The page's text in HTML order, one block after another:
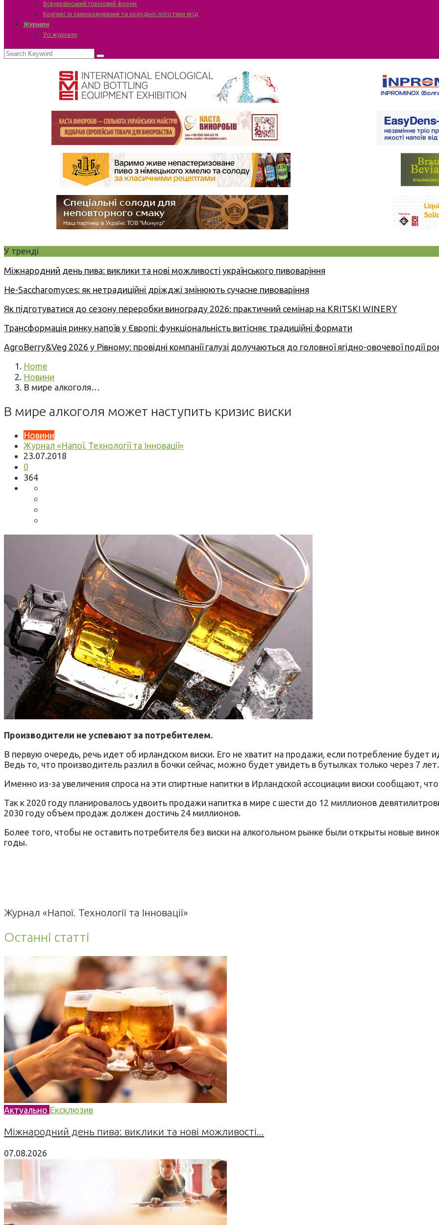
Всеукраїнський горіховий форум
Конгрес із заморожування та холодної логістики ягід
Журнали
Усі журнали
У тренді
Міжнародний день пива: виклики та нові можливості українського пивоваріння
Не-Saccharomyces: як нетрадиційні дріжджі змінюють сучасне пивоваріння
Як підготуватися до сезону переробки винограду 2026: практичний семінар на KRITSKI WINERY
Трансформація ринку напоїв у Європі: функціональність витісняє традиційні формати
AgroBerry&Veg 2026 у Рівному: провідні компанії галузі долучаються до головної ягідно-овочевої події
Home
Новини
В мире алкоголя…
В мире алкоголя может наступить кризис виски
Новини
Журнал «Напої. Технології та Інновації»
23.07.2018
0
364
Производители не успевают за потребителем.
В первую очередь, речь идет об ирландском виски. Его не хватит на продажи, если потребление
Ведь то, что производитель разлил в бочки сейчас, можно будет увидеть в бутылках только через 7 лет.
Именно из-за увеличения спроса на эти спиртные напитки в Ирландской ассоциации виски сообщают,
Так к 2020 году планировалось удвоить продажи напитка в мире с шести до 12 миллионов
2030 году объем продаж должен достичь 24 миллионов.
Более того, чтобы не оставить потребителя без виски на алкогольном рынке были открыты новые
годы.
Журнал «Напої. Технології та Інновації»
Останні статті
Актуально Ексклюзив
Міжнародний день пива: виклики та нові можливості...
07.08.2026